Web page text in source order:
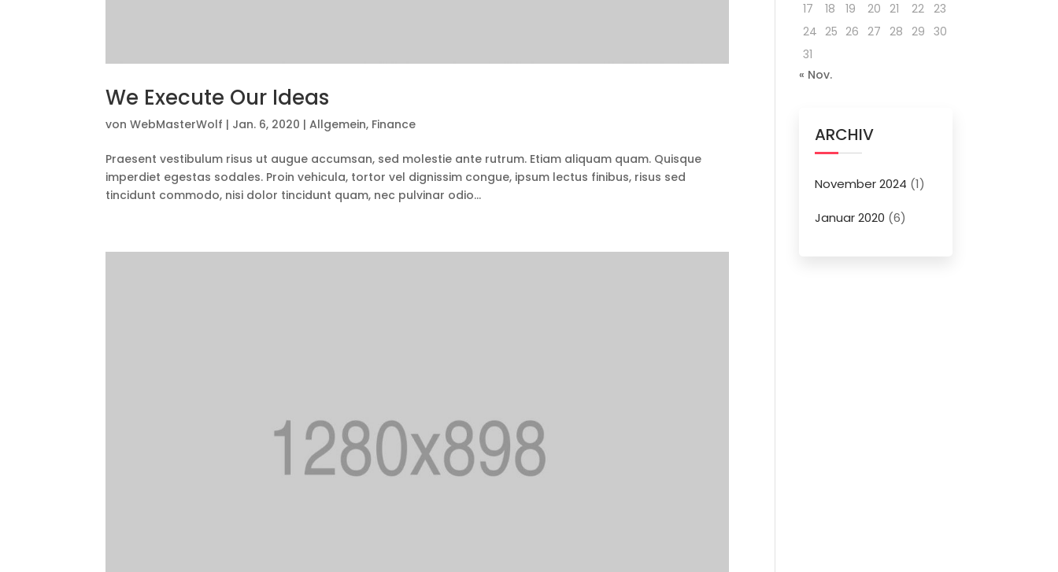
We Execute Our Ideas
vonWebMasterWolf | Jan. 6, 2020 |Allgemein, Finance
Praesent vestibulum risus ut augue accumsan, sed molestie ante rutrum. Etiam aliquam quam. Quisque
imperdiet egestas sodales. Proin vehicula, tortor vel dignissim congue, ipsum lectus finibus, risus sed
tincidunt commodo, nisi dolor tincidunt quam, nec pulvinar odio...
17
18 19 20 21 22
23
24 25 26 27 28 29
30
31
« Nov.
ARCHIV
November 2024 (1)
Januar 2020 (6)